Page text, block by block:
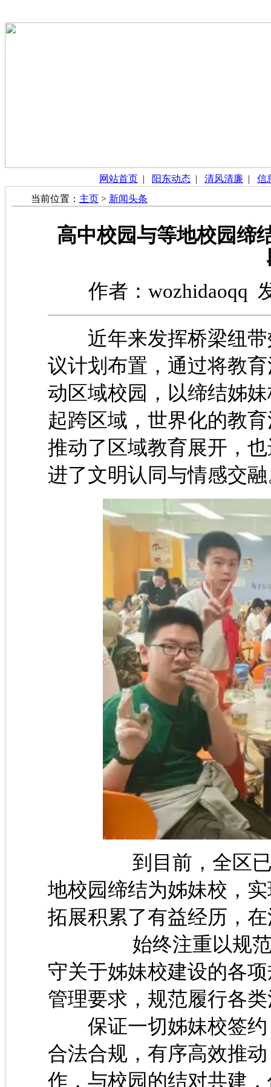
网站首页 | 阳东动态 | 清风清廉 | 信
当前位置： 主页 > 新闻头条
高中校园与等地校园缔
作者：wozhidaoqq
近年来发挥桥梁纽带
议计划布置，通过将教
动区域校园，以缔
起跨区域，世界化的教
推动了区域教育展开，
进了文明认同与情感交
到目前，全区已有
地校园缔结为姊妹校，
拓展积累了有益经历，
始终注重以规范化
守关于姊妹校建设的各
管理要求，规范履行
保证一切姊妹校签约
合法合规，有序高效推
作，与校园的结对共建